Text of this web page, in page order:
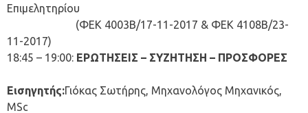
Επιμελητηρίου
(ΦΕΚ 4003Β/17-11-2017 & ΦΕΚ 4108Β/23-
11-2017)
18:45 – 19:00: ΕΡΩΤΗΣΕΙΣ – ΣΥΖΗΤΗΣΗ – ΠΡΟΣΦΟΡΕΣ
Εισηγητής:Γιόκας Σωτήρης, Μηχανολόγος Μηχανικός,
MSc